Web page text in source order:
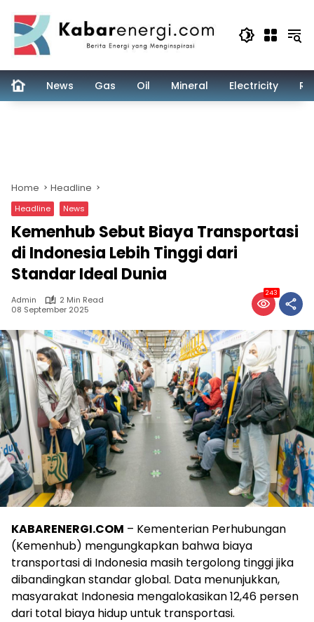
content
News Gas Oil Mineral Electricity
Home Headline
Headline News
Kemenhub Sebut Biaya Transportasi
di Indonesia Lebih Tinggi dari
Standar Ideal Dunia
Admin
2 Min Read
08 September 2025
243
KABARENERGI.COM – Kementerian Perhubungan
(Kemenhub) mengungkapkan bahwa biaya
transportasi di Indonesia masih tergolong tinggi jika
dibandingkan standar global. Data menunjukkan,
masyarakat Indonesia mengalokasikan 12,46 persen
dari total biaya hidup untuk transportasi.